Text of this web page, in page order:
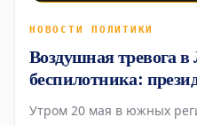
НОВОСТИ ПОЛИТИКИ
Воздушная тревога в
беспилотника:
парламент укрылись
Утром 20 мая в южных